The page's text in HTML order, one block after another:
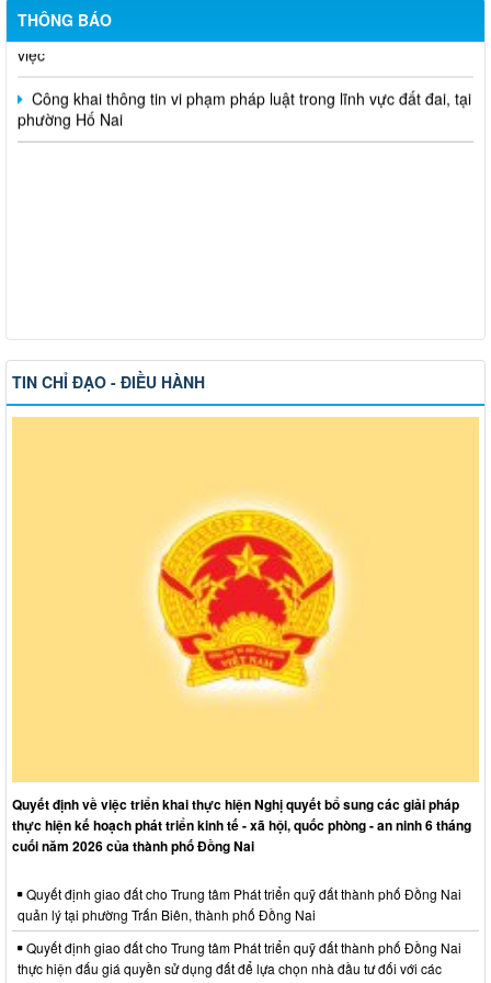
THÔNG BÁO
Hỗ trợ đăng tải thông tin hợp nhất, thay đổi địa chỉ trụ sở làm
việc
Công khai thông tin vi phạm pháp luật trong lĩnh vực đất đai, tại
phường Hố Nai
TIN CHỈ ĐẠO - ĐIỀU HÀNH
Quyết định về việc triển khai thực hiện Nghị quyết bổ sung các giải pháp
thực hiện kế hoạch phát triển kinh tế - xã hội, quốc phòng - an ninh 6 tháng
cuối năm 2026 của thành phố Đồng Nai
Quyết định giao đất cho Trung tâm Phát triển quỹ đất thành phố Đồng Nai
quản lý tại phường Trấn Biên, thành phố Đồng Nai
Quyết định giao đất cho Trung tâm Phát triển quỹ đất thành phố Đồng Nai
thực hiện đấu giá quyền sử dụng đất để lựa chọn nhà đầu tư đối với các